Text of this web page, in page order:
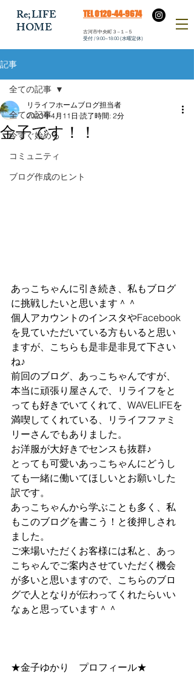
​Re;LIFE
HOME
​TEL 0120-44-9674
​古河市中央町３−１−５
​受付 / 9:00~18:00 (水曜定休)
記事
全ての記事
今すぐ始める
コミュニティ
ブログ作成のヒント
全ての記事
金子です！！
リライフホームブログ担当者
2023年4月11日 読了時間: 2分
あっこちゃんに引き続き、私もブログ
に挑戦したいと思います＾＾
個人アカウントのインスタやFacebook
を見ていただいている方もいると思い
ますが、こちらも是非是非見て下さい
ね♪
前回のブログ、あっこちゃんですが、
本当に頑張り屋さんで、リライフをと
っても好きでいてくれて、WAVELIFEを
満喫してくれている、リライフファミ
リーさんでもありました。
お洋服が大好きでセンスも抜群♪
とっても可愛いあっこちゃんにどうし
ても一緒に働いてほしいとお願いした
訳です。
あっこちゃんから学ぶことも多く、私
もこのブログを書こう！と後押しされ
ました。
ご来場いただくお客様には私と、あっ
こちゃんでご案内させていただく機会
が多いと思いますので、こちらのブロ
グで人となりが伝わってくれたらいい
なぁと思っています＾＾
★金子ゆかり　プロフィール★